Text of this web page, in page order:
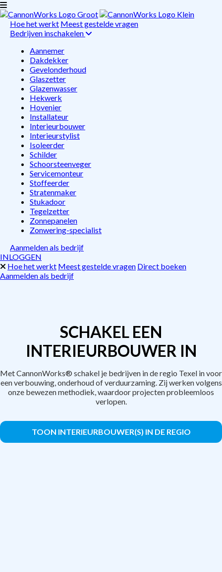
Hoe het werkt Meest gestelde vragen
Bedrijven inschakelen
Aannemer
Dakdekker
Gevelonderhoud
Glaszetter
Glazenwasser
Hekwerk
Hovenier
Installateur
Interieurbouwer
Interieurstylist
Isoleerder
Schilder
Schoorsteenveger
Servicemonteur
Stoffeerder
Stratenmaker
Stukadoor
Tegelzetter
Zonnepanelen
Zonwering-specialist
Aanmelden als bedrijf
INLOGGEN
Hoe het werkt Meest gestelde vragen Direct boeken
Aanmelden als bedrijf
SCHAKEL EEN
INTERIEURBOUWER IN
Met CannonWorks® schakel je bedrijven in de regio Texel in voor
een verbouwing, onderhoud of verduurzaming. Zij werken volgens
onze bewezen methodiek, waardoor projecten probleemloos
verlopen.
TOON INTERIEURBOUWER(S) IN DE REGIO